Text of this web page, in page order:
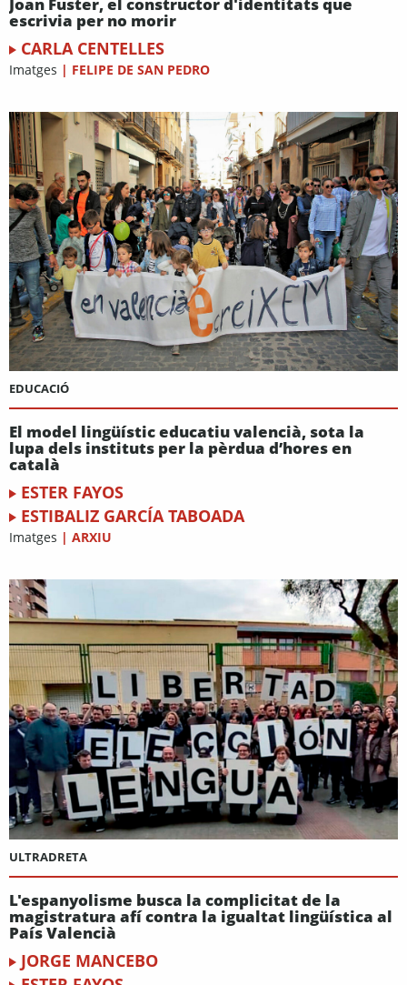
escrivia per no morir
CARLA CENTELLES
Imatges | FELIPE DE SAN PEDRO
EDUCACIÓ
El model lingüístic educatiu valencià, sota la
lupa dels instituts per la pèrdua d’hores en
català
ESTER FAYOS
ESTIBALIZ GARCÍA TABOADA
Imatges | ARXIU
ULTRADRETA
L'espanyolisme busca la complicitat de la
magistratura afí contra la igualtat lingüística al
País Valencià
JORGE MANCEBO